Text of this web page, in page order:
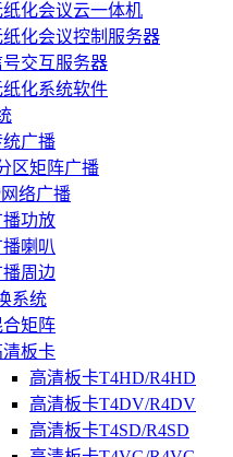
纸化会议云一体机
纸化会议控制服务器
号交互服务器
纸化系统软件
统广播
区矩阵广播
络广播
播功放
播喇叭
播周边
系统
合矩阵
清板卡
高清板卡T4HD/R4HD
高清板卡T4DV/R4DV
高清板卡T4SD/R4SD